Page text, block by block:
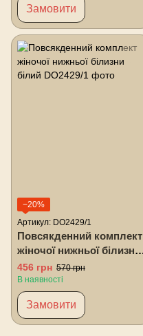
Замовити
−20%
Артикул: DO2429/1
Повсякденний комплект
жіночої нижньої білизни
білий
456 грн 570 грн
В наявності
Замовити